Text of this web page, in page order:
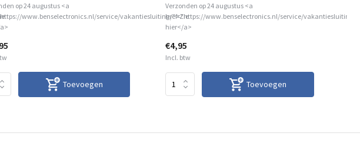
op 24 augustus <a
www.benselectronics.nl/service/vakantiesluiting/">Zie
Toevoegen
Verzonden op 24 augustus <a
href="https://www.benselectronics.nl/service/vakantiesluiting/
hier</a>
€4,95
Incl. btw
Toevoegen